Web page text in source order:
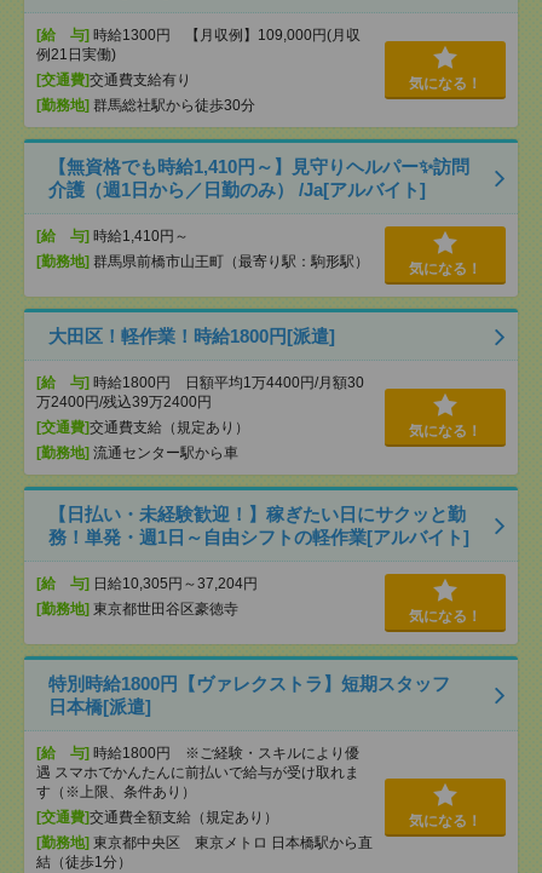
[給 与] 時給1300円 【月収例】109,000円(月収
例21日実働)
[交通費]交通費支給有り
[勤務地] 群馬総社駅から徒歩30分
気になる！
【無資格でも時給1,410円～】見守りヘルパー✨訪問
介護（週1日から／日勤のみ） /Ja[アルバイト]
[給 与] 時給1,410円～
[勤務地] 群馬県前橋市山王町（最寄り駅：駒形駅） 気になる！
大田区！軽作業！時給1800円[派遣]
[給 与] 時給1800円 日額平均1万4400円/月額30
万2400円/残込39万2400円
[交通費]交通費支給（規定あり）
[勤務地] 流通センター駅から車
気になる！
【日払い・未経験歓迎！】稼ぎたい日にサクッと勤
務！単発・週1日～自由シフトの軽作業[アルバイト]
[給 与] 日給10,305円～37,204円
[勤務地] 東京都世田谷区豪徳寺 気になる！
特別時給1800円【ヴァレクストラ】短期スタッフ
日本橋[派遣]
[給 与] 時給1800円 ※ご経験・スキルにより優
遇 スマホでかんたんに前払いで給与が受け取れま
す（※上限、条件あり）
[交通費]交通費全額支給（規定あり）
[勤務地] 東京都中央区 東京メトロ 日本橋駅から直
結（徒歩1分）
気になる！